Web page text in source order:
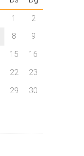
1
2
8
9
15
16
22
23
29
30